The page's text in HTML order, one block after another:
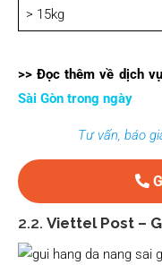
> 15kg
>> Đọc thêm về dịch
Sài Gòn trong ngày
Tư vấn, báo
2.2. Viettel Post –